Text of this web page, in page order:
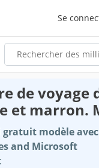
Se
de voyage
et marron.
gratuit modèle avec
and Microsoft